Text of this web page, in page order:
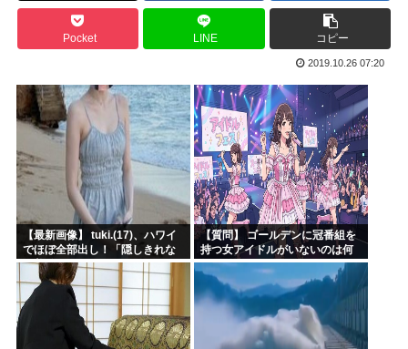
【ワンピース】AIで小説描いたから評価して
【衝撃】 韓国人「日本、山ひとつが”爆発の聖地”になって...
3大長寿アニメでウザいキャラ「元太」「カバオ」
特番「本当にあった怖い安倍晋三」でありがちなエピソードと...
グルメ漫画No.1を決めるスレ
四六時中動いてるイラストのコミュニティとか無いんか
韓国人「大韓サッカー協会が過去に20人の外国人審判らに不...
Pocket LINE コピー
2019.10.26 07:20
【最新画像】 tuki.(17)、ハワイ
でほぼ全部出し！「隠しきれな
い美貌」とSNSざわつく
【質問】 ゴールデンに冠番組を
持つ女アイドルがいないのは何
故なのか？